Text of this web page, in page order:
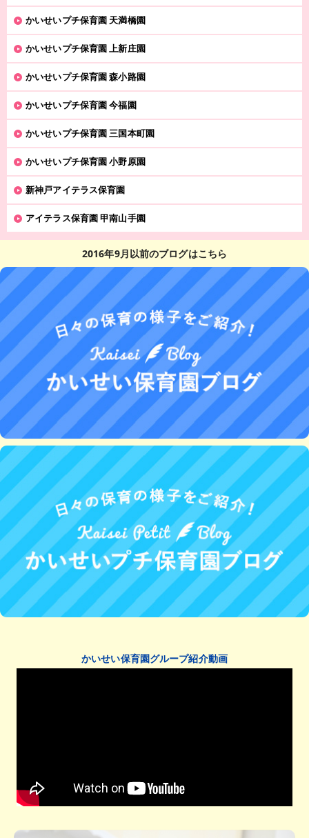
かいせいプチ保育園 天満橋園
かいせいプチ保育園 上新庄園
かいせいプチ保育園 森小路園
かいせいプチ保育園 今福園
かいせいプチ保育園 三国本町園
かいせいプチ保育園 小野原園
新神戸アイテラス保育園
アイテラス保育園 甲南山手園
2016年9月以前のブログはこちら
かいせい保育園グループ紹介動画